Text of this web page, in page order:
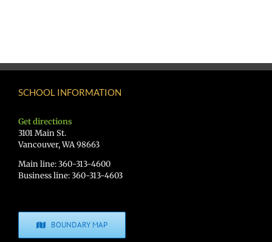
SCHOOL INFORMATION
Get directions
3101 Main St.
Vancouver, WA 98663
Main line: 360-313-4600
Business line: 360-313-4603
BOUNDARY MAP